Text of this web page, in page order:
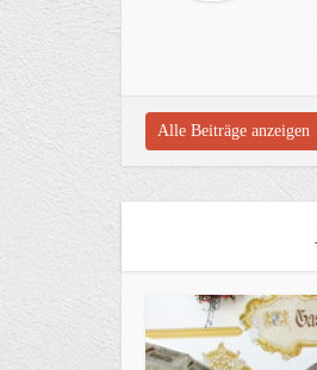
Alle Beiträge anzeigen